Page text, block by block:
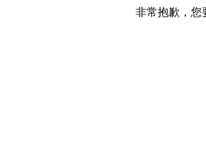
非常抱歉，您